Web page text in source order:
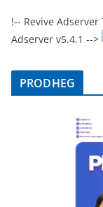
o
k
!-- Revive
Adserver v5.4.1 -->
PRODHEG